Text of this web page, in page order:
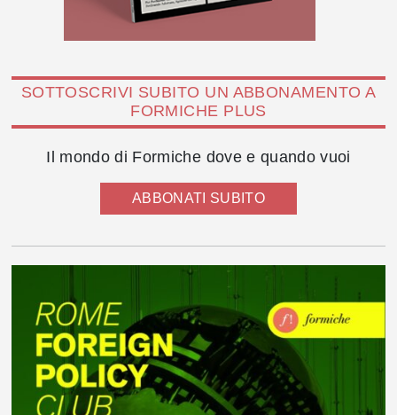
SOTTOSCRIVI SUBITO UN ABBONAMENTO A
FORMICHE PLUS
Il mondo di Formiche dove e quando vuoi
ABBONATI SUBITO